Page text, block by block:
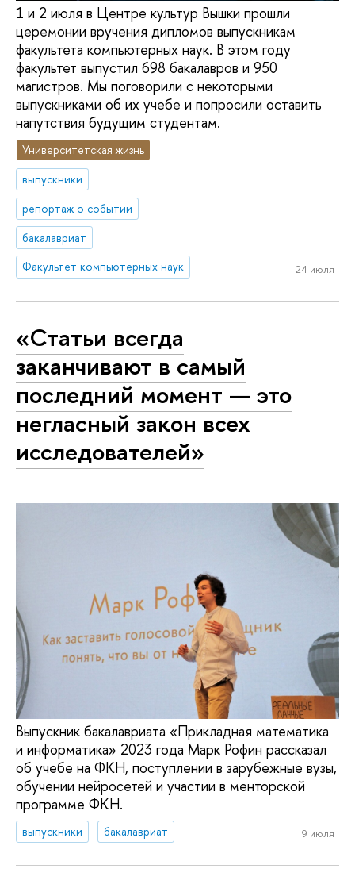
1 и 2 июля в Центре культур Вышки прошли
церемонии вручения дипломов выпускникам
факультета компьютерных наук. В этом году
факультет выпустил 698 бакалавров и 950
магистров. Мы поговорили с некоторыми
выпускниками об их учебе и попросили оставить
напутствия будущим студентам.
Университетская жизнь
выпускники
репортаж о событии
бакалавриат
Факультет компьютерных наук
24 июля
«Статьи всегда
заканчивают в самый
последний момент — это
негласный закон всех
исследователей»
Выпускник бакалавриата «Прикладная математика
и информатика» 2023 года Марк Рофин рассказал
об учебе на ФКН, поступлении в зарубежные вузы,
обучении нейросетей и участии в менторской
программе ФКН.
выпускники бакалавриат 9 июля